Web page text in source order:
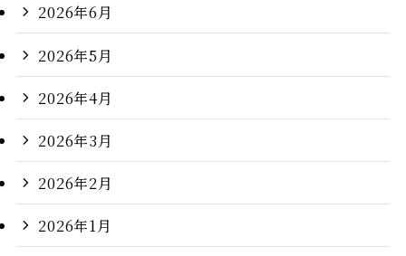
2026年6月
2026年5月
2026年4月
2026年3月
2026年2月
2026年1月